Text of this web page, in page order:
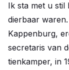
Ik sta met u stil
dierbaar
Kappenburg,
secretaris van
tienkamper, in